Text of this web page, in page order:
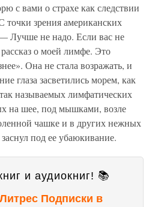
с вами о страхе как следствии
точки зрения американских
Лучше не надо. Если вас не
о моей лимфе. Это
Она не стала возражать, и
глаза засветились морем, как
называемых лимфатических
на шее, под мышками, возле
чашке и в других нежных
под ее убаюкивание.
и аудиокниг! 📚
Подписки в